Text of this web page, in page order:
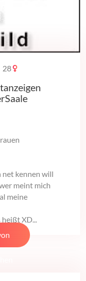
28
net kennen will
meint mich
meine
XD...